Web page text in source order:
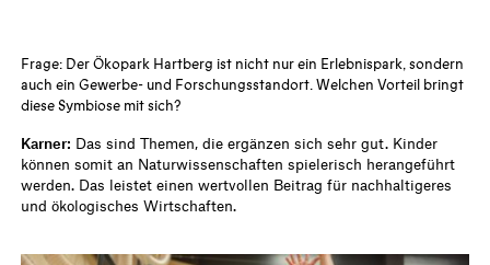
Frage: Der Ökopark Hartberg ist nicht nur ein Erlebnispark, sondern
auch ein Gewerbe- und Forschungsstandort. Welchen Vorteil bringt
diese Symbiose mit sich?
Karner: Das sind Themen, die ergänzen sich sehr gut. Kinder
können somit an Naturwissenschaften spielerisch herangeführt
werden. Das leistet einen wertvollen Beitrag für nachhaltigeres
und ökologisches Wirtschaften.